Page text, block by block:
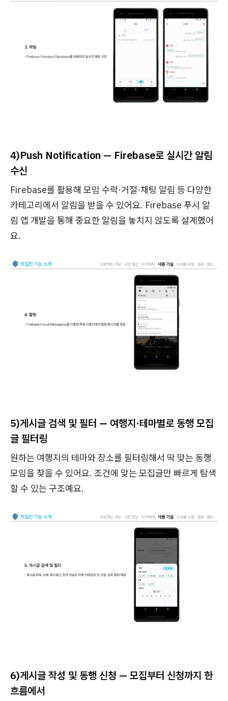
4)Push Notification — Firebase로 실시간 알림
수신
Firebase를 활용해 모임 수락·거절·채팅 알림 등 다양한
카테고리에서 알림을 받을 수 있어요. Firebase 푸시 알
림 앱 개발을 통해 중요한 알림을 놓치지 않도록 설계했어
요.
5)게시글 검색 및 필터 — 여행지·테마별로 동행 모집
글 필터링
원하는 여행지의 테마와 장소를 필터링해서 딱 맞는 동행
모임을 찾을 수 있어요. 조건에 맞는 모집글만 빠르게 탐색
할 수 있는 구조예요.
6)게시글 작성 및 동행 신청 — 모집부터 신청까지 한
흐름에서